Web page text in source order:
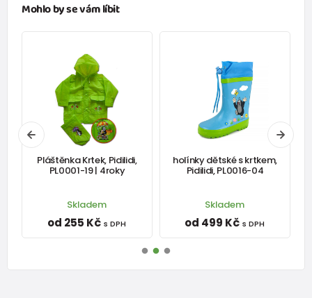
Mohlo by se vám líbit
Pláštěnka Krtek, Pidilidi,
PL0001-19 | 4roky
Skladem
od 255 Kč s DPH
holínky dětské s krtkem,
Pidilidi, PL0016-04
Skladem
od 499 Kč s DPH